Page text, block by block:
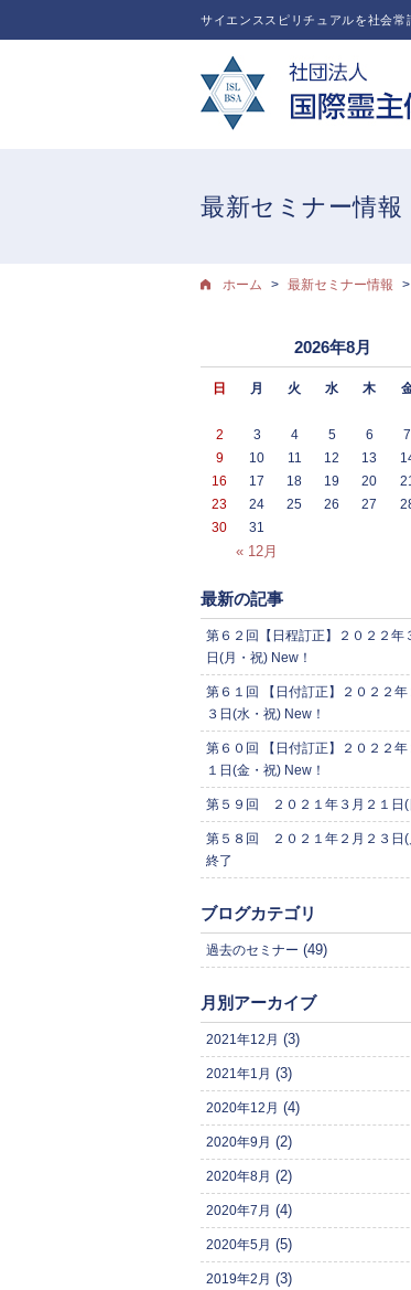
サイエンススピリチュアルを社会
最新セミナー情報
ホーム 最新セミナー情報
2026年8月
日 月 火 水 木
« 12月
2
3 4 5 6 7
9
10 11 12 13
16
17 18 19 20
23
24 25 26 27
30
31
最新の記事
第６２回【日程訂正】２０２２年
日(月・祝) New！
第６１回 【日付訂正】２０２２年
３日(水・祝) New！
第６０回 【日付訂正】２０２２年
１日(金・祝) New！
第５９回 ２０２１年３月２１日(
第５８回 ２０２１年２月２３日(
終了
ブログカテゴリ
過去のセミナー (49)
月別アーカイブ
2021年12月 (3)
2021年1月 (3)
2020年12月 (4)
2020年9月 (2)
2020年8月 (2)
2020年7月 (4)
2020年5月 (5)
2019年2月 (3)